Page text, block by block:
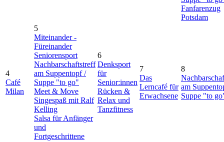
Fanfarenzug
Potsdam
4
Café
Milan
5
Miteinander -
Füreinander
Seniorensport
Nachbarschaftstreff
am Suppentopf /
Suppe "to go"
Meet & Move
Singespaß mit Ralf
Kelling
Salsa für Anfänger
und
Fortgeschrittene
6
Denksport
für
Senior:innen
Rücken &
Relax und
Tanzfitness
7
Das
Lerncafé für
Erwachsene
8
am
Suppe "to